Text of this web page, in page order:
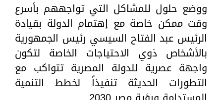
ووضع حلول للمشاكل التي تواجههم بأسرع
وقت ممكن خاصة مع إهتمام الدولة بقيادة
الرئيس عبد الفتاح السيسي رئيس الجمهورية
بالأشخاص ذوي الاحتياجات الخاصة لتكون
واجهة عصرية للدولة المصرية تتواكب مع
التطورات الحديثة تنفيذاً لخطط التنمية